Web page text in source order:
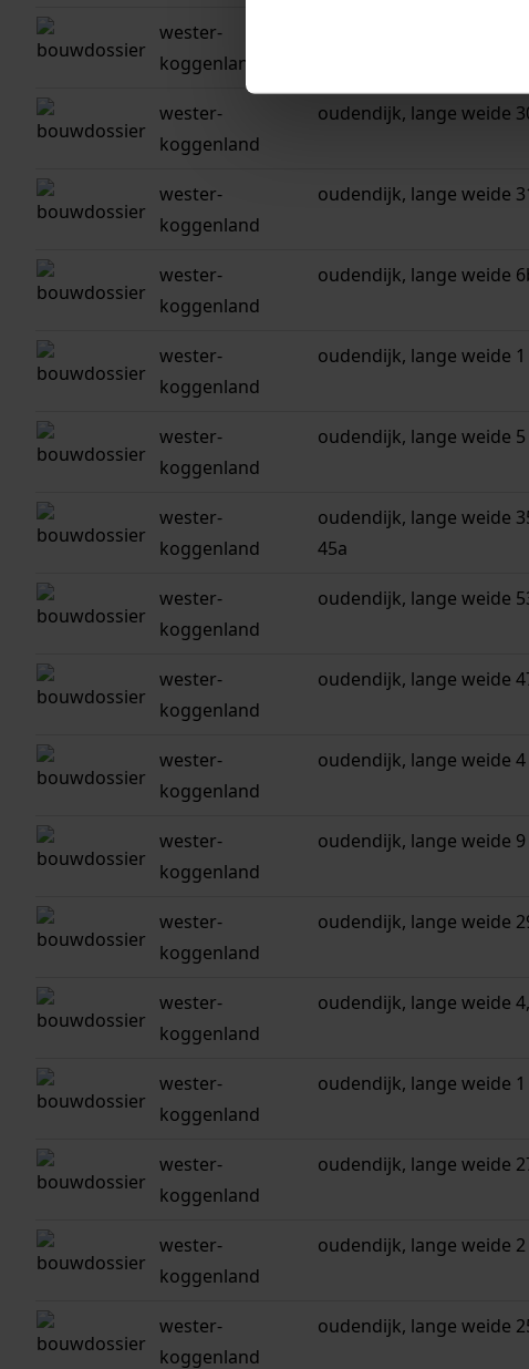
wester-
koggenland
wester-
koggenland
oudendijk, lange weide
wester-
koggenland
oudendijk, lange weide
wester-
koggenland
oudendijk, lange weide
wester-
koggenland
oudendijk, lange weide 1
wester-
koggenland
oudendijk, lange weide 5
wester-
koggenland
oudendijk, lange weide
45a
wester-
koggenland
oudendijk, lange weide
wester-
koggenland
oudendijk, lange weide
wester-
koggenland
oudendijk, lange weide 4
wester-
koggenland
oudendijk, lange weide 9
wester-
koggenland
oudendijk, lange weide
wester-
koggenland
oudendijk, lange weide
wester-
koggenland
oudendijk, lange weide 1
wester-
koggenland
oudendijk, lange weide
wester-
koggenland
oudendijk, lange weide 2
wester-
koggenland
oudendijk, lange weide